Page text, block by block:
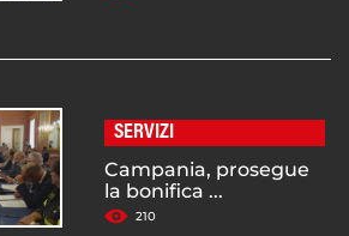
SERVIZI
Campania, prosegue
la bonifica ...
210